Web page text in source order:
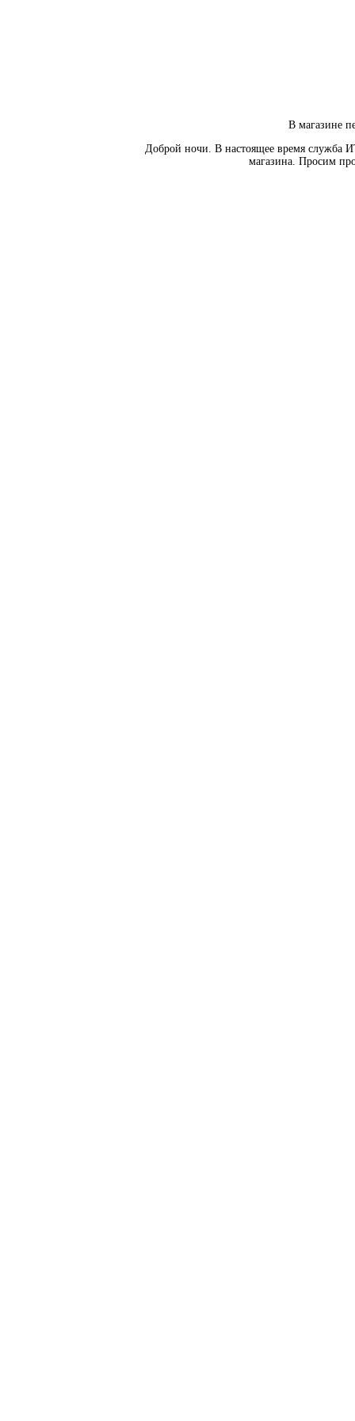
В магазине
Доброй ночи. В настоящее время служба
магазина. Просим